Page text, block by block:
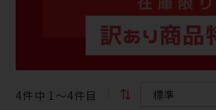
4件中 1〜4件目